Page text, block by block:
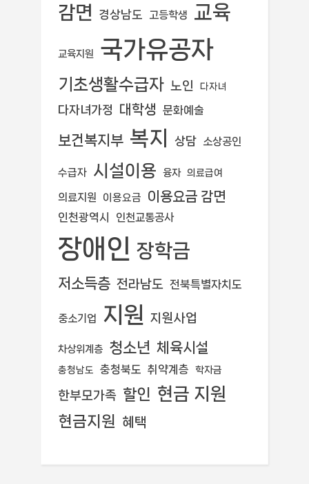
감면 경상남도 고등학생 교육
교육지원 국가유공자
기초생활수급자 노인 다자녀
다자녀가정 대학생 문화예술
보건복지부 복지 상담 소상공인
수급자 시설이용 융자 의료급여
의료지원 이용요금 이용요금 감면
인천광역시 인천교통공사
장애인 장학금
저소득층 전라남도 전북특별자치도
중소기업 지원 지원사업
차상위계층 청소년 체육시설
충청남도 충청북도 취약계층 학자금
한부모가족 할인 현금 지원
현금지원 혜택